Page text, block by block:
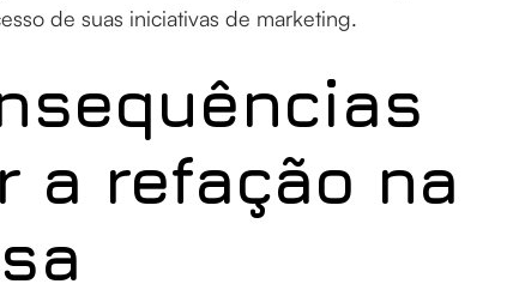
de suas iniciativas de marketing.
a refação na